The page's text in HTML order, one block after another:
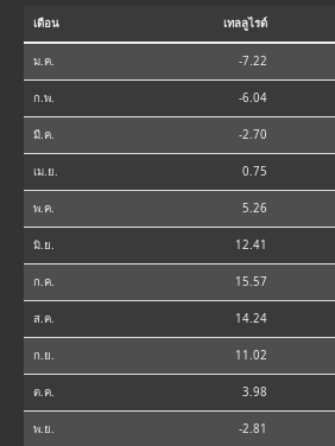
เดือน เทลลูไรด์
ม.ค. -7.22
ก.พ. -6.04
มี.ค. -2.70
เม.ย. 0.75
พ.ค. 5.26
มิ.ย. 12.41
ก.ค. 15.57
ส.ค. 14.24
ก.ย. 11.02
ต.ค. 3.98
พ.ย. -2.81